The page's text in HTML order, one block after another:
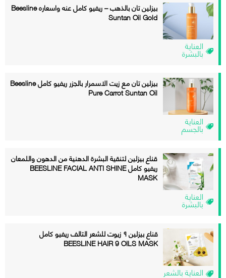
العناية
بالبشرة
بيزلين تان بالذهب – ريفيو كامل عنه واسعاره Beesline
Suntan Oil Gold
العناية
بالجسم
بيزلين تان مع زيت الاسمرار بالجزر ريفيو كامل Beesline
Pure Carrot Suntan Oil
العناية
بالبشرة
قناع بيزلين لتنقية البشرة الدهنية من الدهون واللمعان
ريفيو كامل BEESLINE FACIAL ANTI SHINE
MASK
العناية بالشعر
قناع بيزلين ۹ زيوت للشعر التالف ريفيو كامل
BEESLINE HAIR 9 OILS MASK